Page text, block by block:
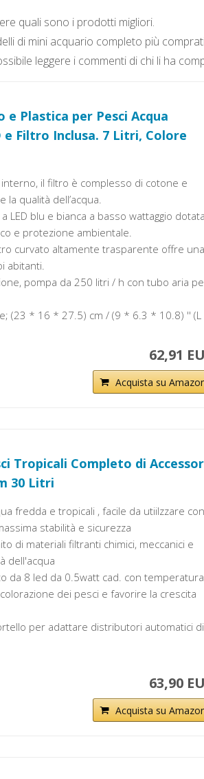
quali sono i prodotti migliori.
di mini acquario completo più
leggere i commenti di chi li ha
Plastica per Pesci Acqua
Filtro Inclusa. 7 Litri, Colore
interno, il filtro è complesso di cotone e
qualità dell’acqua.
LED blu e bianca a basso wattaggio dotata
e protezione ambientale.
curvato altamente trasparente offre una
abitanti.
pompa da 250 litri / h con tubo aria
(23 * 16 * 27.5) cm / (9 * 6.3 * 10.8) ''
62,91
Acquista su
Tropicali Completo di
30 Litri
fredda e tropicali , facile da utiilzzare con
stabilità e sicurezza
di materiali filtranti chimici, meccanici e
dell'acqua
da 8 led da 0.5watt cad. con
dei pesci e favorire la crescita
per adattare distributori automatici di
63,90
Acquista su